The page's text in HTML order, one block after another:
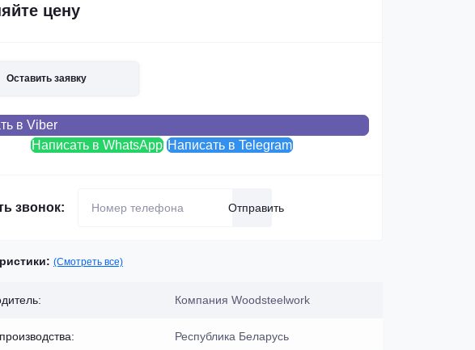
цену
Оставить заявку
в Viber
Написать в WhatsApp Написать в Telegram
звонок: Отправить
(Смотреть все)
Компания Woodsteelwork
Республика Беларусь